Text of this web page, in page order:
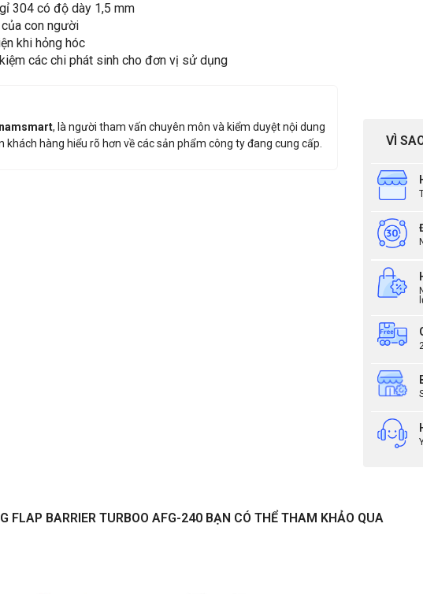
304 có độ dày 1,5 mm
con người
khi hỏng hóc
các chi phát sinh cho đơn vị sử dụng
, là người tham vấn chuyên môn và kiểm duyệt nội dung
hàng hiểu rõ hơn về các sản phẩm công ty đang cung cấp.
VÌ
FLAP BARRIER TURBOO AFG-240 BẠN CÓ THỂ THAM KHẢO QUA